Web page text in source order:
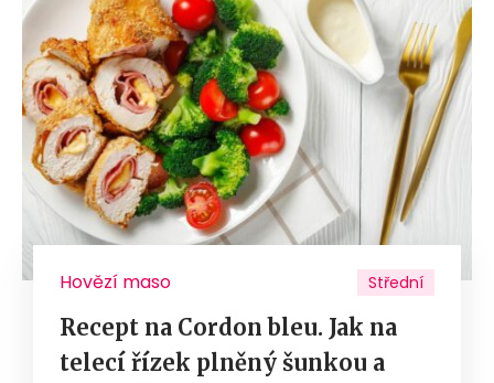
Hovězí maso Střední
Recept na Cordon bleu. Jak na
telecí řízek plněný šunkou a